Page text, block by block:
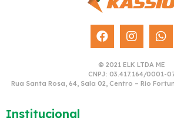
© 2021 ELK LTDA ME
CNPJ: 03.417.164/0001-
Rua Santa Rosa, 64, Sala 02, Centro – Rio
Institucional